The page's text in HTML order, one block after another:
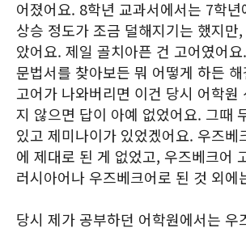
어졌어요. 8학년 교과서에서는 7학
상승 정도가 조금 덜해지기는 했지만
았어요. 제일 골치아픈 건 고어였어
문법서를 찾아보든 뭐 어떻게 하든
고어가 나와버리면 이건 당시 어학원
지 않으면 답이 아예 없었어요. 그때
있고 제미나이가 있었겠어요. 우즈베
에 제대로 된 게 없었고, 우즈베크어
러시아어나 우즈베크어로 된 것 외에
당시 제가 공부하던 어학원에서는 우